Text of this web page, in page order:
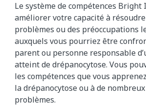
Le système de compétences Bright
améliorer votre capacité à
problèmes ou des préoccupations
auxquels vous pourriez être
parent ou personne responsable
atteint de drépanocytose. Vous
les compétences que vous
la drépanocytose ou à de
problèmes.